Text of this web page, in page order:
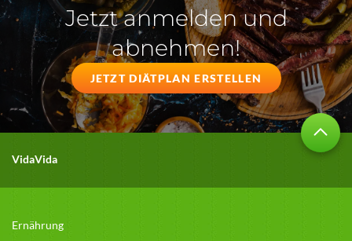
Jetzt anmelden und
abnehmen!
JETZT DIÄTPLAN ERSTELLEN
VidaVida
Ernährung